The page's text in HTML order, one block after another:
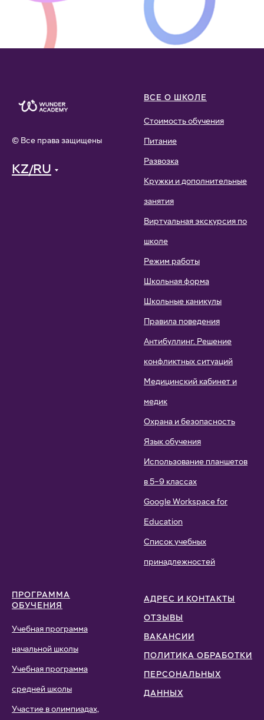
© Все права защищены
KZ/RU
ВСЕ О ШКОЛЕ
Стоимость обучения
Питание
Развозка
Кружки и дополнительные
занятия
Виртуальная экскурсия по
школе
Режим работы
Школьная форма
Школьные каникулы
Правила поведения
Антибуллинг. Решение
конфликтных ситуаций
Медицинский кабинет и
медик
Охрана и безопасность
Язык обучения
Использование планшетов
в 5–9 классах
Google Workspace for
Education
Список учебных
принадлежностей
ПРОГРАММА
ОБУЧЕНИЯ
Учебная программа
начальной школы
Учебная программа
средней школы
Участие в олимпиадах,
АДРЕС И КОНТАКТЫ
ОТЗЫВЫ
ВАКАНСИИ
ПОЛИТИКА ОБРАБОТКИ
ПЕРСОНАЛЬНЫХ
ДАННЫХ